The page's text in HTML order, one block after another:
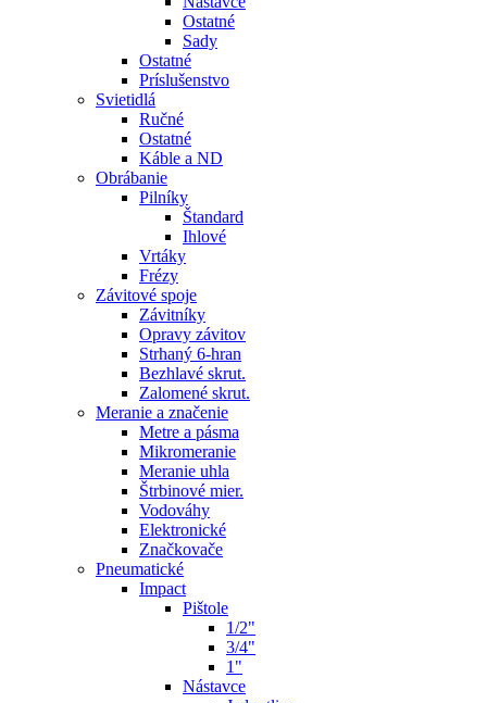
Ostatné
Sady
Ostatné
Príslušenstvo
Svietidlá
Ručné
Ostatné
Káble a ND
Obrábanie
Pilníky
Štandard
Ihlové
Vrtáky
Frézy
Závitové spoje
Závitníky
Opravy závitov
Strhaný 6-hran
Bezhlavé skrut.
Zalomené skrut.
Meranie a značenie
Metre a pásma
Mikromeranie
Meranie uhla
Štrbinové mier.
Vodováhy
Elektronické
Značkovače
Pneumatické
Impact
Pištole
1/2"
3/4"
1"
Nástavce